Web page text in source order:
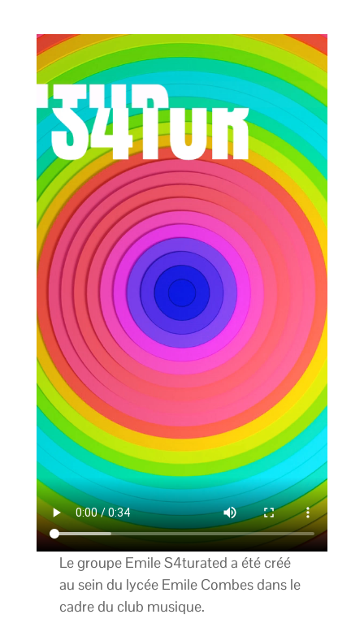
Le groupe Emile S4turated a été créé
au sein du lycée Emile Combes dans le
cadre du club musique.